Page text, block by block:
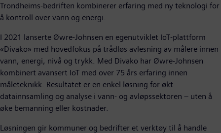
Trondheims-bedriften kombinerer erfaring med ny teknologi for
å kontroll over vann og energi.
I 2021 lanserte Øwre-Johnsen en egenutviklet IoT-plattform
«Divako» med hovedfokus på trådløs avlesning av målere innen
vann, energi, nivå og trykk. Med Divako har Øwre-Johnsen
kombinert avansert IoT med over 75 års erfaring innen
måleteknikk. Resultatet er en enkel løsning for økt
datainnsamling og analyse i vann- og avløpssektoren – uten å
øke bemanning eller kostnader.
Løsningen gir kommuner og bedrifter et verktøy til å handle